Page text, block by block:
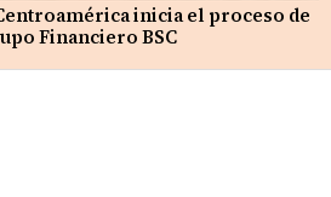
inicia el proceso de
Financiero BSC